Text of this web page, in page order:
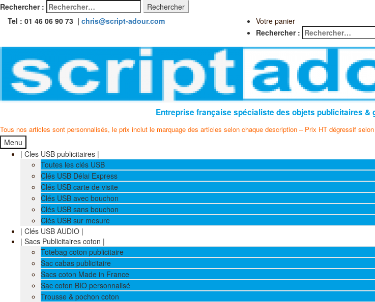
Rechercher :
Tel : 01 46 06 90 73 | chris@script-adour.com
Votre panier
Rechercher :
Entreprise française spécialiste des objets publicitaires
Tous nos articles sont personnalisés, le prix inclut le marquage des articles selon chaque description – Prix HT dégressif
Menu
| Cles USB publicitaires |
Toutes les clés USB
Clés USB Délai Express
Clés USB carte de visite
Clés USB avec bouchon
Clés USB sans bouchon
Clés USB sur mesure
| Clés USB AUDIO |
| Sacs Publicitaires coton |
Totebag coton publicitaire
Sac cabas publicitaire
Sacs coton Made in France
Sac coton BIO personnalisé
Trousse & pochon coton